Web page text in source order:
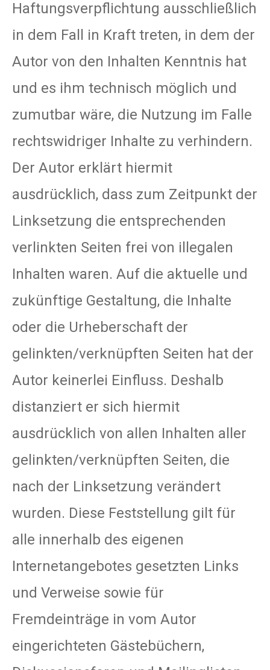
Haftungsverpflichtung ausschließlich
in dem Fall in Kraft treten, in dem der
Autor von den Inhalten Kenntnis hat
und es ihm technisch möglich und
zumutbar wäre, die Nutzung im Falle
rechtswidriger Inhalte zu verhindern.
Der Autor erklärt hiermit
ausdrücklich, dass zum Zeitpunkt der
Linksetzung die entsprechenden
verlinkten Seiten frei von illegalen
Inhalten waren. Auf die aktuelle und
zukünftige Gestaltung, die Inhalte
oder die Urheberschaft der
gelinkten/verknüpften Seiten hat der
Autor keinerlei Einfluss. Deshalb
distanziert er sich hiermit
ausdrücklich von allen Inhalten aller
gelinkten/verknüpften Seiten, die
nach der Linksetzung verändert
wurden. Diese Feststellung gilt für
alle innerhalb des eigenen
Internetangebotes gesetzten Links
und Verweise sowie für
Fremdeinträge in vom Autor
eingerichteten Gästebüchern,